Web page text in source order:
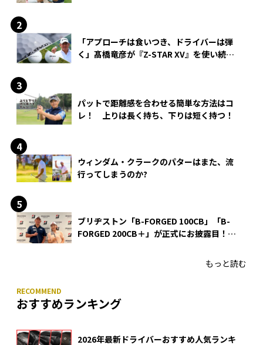
「アプローチは食いつき、ドライバーは弾
く」髙橋竜彦が『Z-STAR XV』を使い続け
パットで距離感を合わせる簡単な方法はコ
レ！ 上りは長く持ち、下りは短く持つ！
ウィンダム・クラークのパターはまた、流
行ってしまうのか?
ブリヂストン「B-FORGED 100CB」「B-
FORGED 200CB＋」が正式にお披露目！
もっと読む
おすすめランキング
2026年最新ドライバーおすすめ人気ランキ